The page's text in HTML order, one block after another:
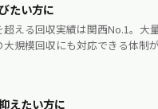
たい方に
超える回収実績は関西No.1。大
規模回収にも対応できる体制
えたい方に